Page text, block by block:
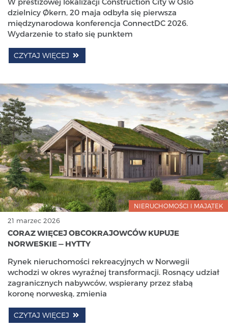
dzielnicy Økern, 20 maja odbyła się pierwsza
międzynarodowa konferencja ConnectDC 2026.
Wydarzenie to stało się punktem
CZYTAJ WIĘCEJ
NIERUCHOMOŚCI I MAJĄTEK
21 marzec 2026
CORAZ WIĘCEJ OBCOKRAJOWCÓW KUPUJE
NORWESKIE — HYTTY
Rynek nieruchomości rekreacyjnych w Norwegii
wchodzi w okres wyraźnej transformacji. Rosnący udział
zagranicznych nabywców, wspierany przez słabą
koronę norweską, zmienia
CZYTAJ WIĘCEJ